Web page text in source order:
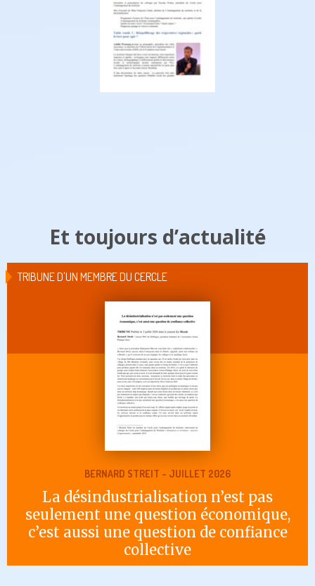
Et toujours d’actualité
TRIBUNE D'UN MEMBRE DU CERCLE
BERNARD STREIT - JUILLET 2026
La désindustrialisation n’est pas
seulement une question économique,
c’est aussi une question de confiance
collective